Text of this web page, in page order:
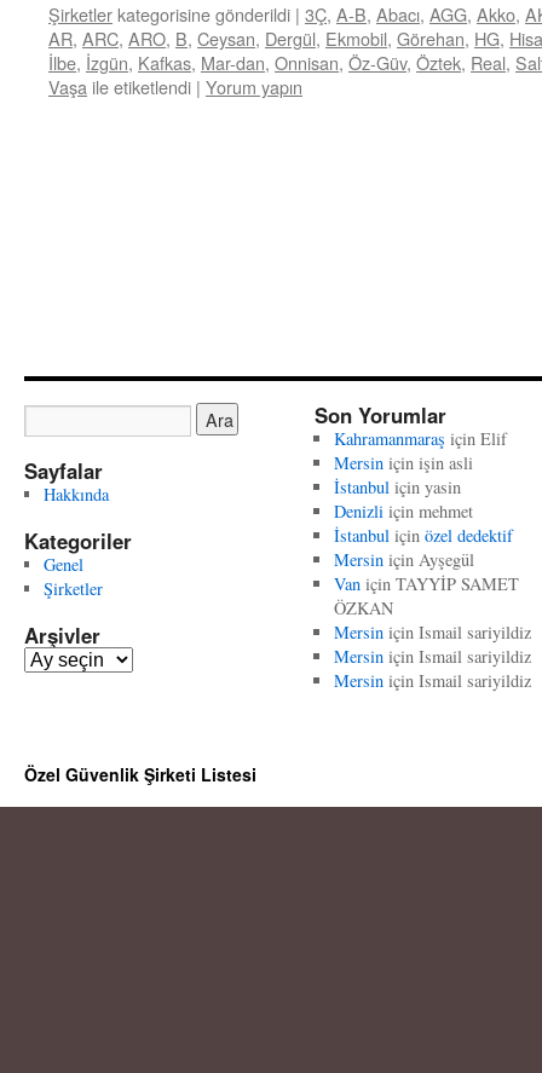
Şirketler kategorisine gönderildi | 3Ç, A-B, Abacı, AGG, Akko,
AR, ARC, ARO, B, Ceysan, Dergül, Ekmobil, Görehan, HG,
İlbe, İzgün, Kafkas, Mar-dan, Onnisan, Öz-Güv, Öztek, Real,
Vaşa ile etiketlendi | Yorum yapın
Sayfalar
Hakkında
Kategoriler
Genel
Şirketler
Arşivler
A
l
e
Son Yorumlar
Kahramanmaraş için Elif
Mersiniçin işin asli
İstanbuliçin yasin
Denizliiçin mehmet
İstanbuliçin özel dedektif
Mersiniçin Ayşegül
Vaniçin TAYYİP SAMET
ÖZKAN
Mersiniçin Ismail sariyildiz
Mersiniçin Ismail sariyildiz
Mersiniçin Ismail sariyildiz
Özel Güvenlik Şirketi Listesi